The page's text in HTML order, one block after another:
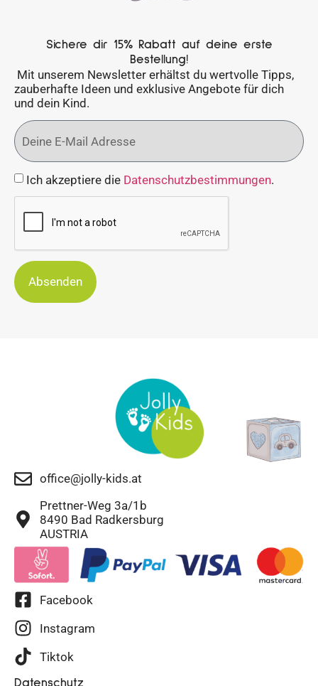
Sichere dir 15% Rabatt auf deine erste
Bestellung!
Mit unserem Newsletter erhältst du wertvolle Tipps,
zauberhafte Ideen und exklusive Angebote für dich
und dein Kind.
Ich akzeptiere die Datenschutzbestimmungen.
Absenden
office@jolly-kids.at
Prettner-Weg 3a/1b
8490 Bad Radkersburg
AUSTRIA
Facebook
Instagram
Tiktok
Datenschutz